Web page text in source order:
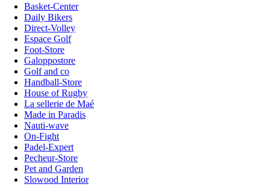
Basket-Center
Daily Bikers
Direct-Volley
Espace Golf
Foot-Store
Galoppostore
Golf and co
Handball-Store
House of Rugby
La sellerie de Maé
Made in Paradis
Nauti-wave
On-Fight
Padel-Expert
Pecheur-Store
Pet and Garden
Slowood Interior